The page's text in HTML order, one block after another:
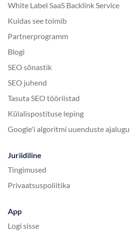
White Label SaaS Backlink Service
Kuidas see toimib
Partnerprogramm
Blogi
SEO sõnastik
SEO juhend
Tasuta SEO tööriistad
Külalispostituse leping
Google'i algoritmi uuenduste ajalugu
Juriidiline
Tingimused
Privaatsuspoliitika
App
Logi sisse